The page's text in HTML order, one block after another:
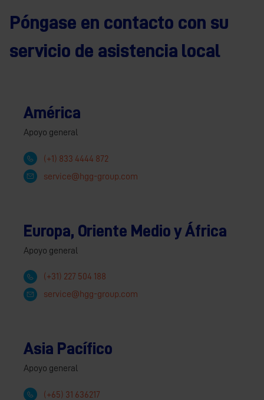
Póngase en contacto con su
servicio de asistencia local
América
Apoyo general
(+1) 833 4444 872
service@hgg-group.com
Europa, Oriente Medio y África
Apoyo general
(+31) 227 504 188
service@hgg-group.com
Asia Pacífico
Apoyo general
(+65) 31 636217